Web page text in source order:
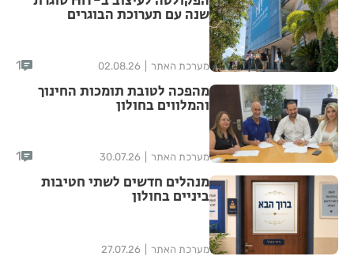
שנה עם תערוכת הבוגרים
מערכת האתר 02.08.26
1
מהפכה לטובת תומכות החינוך
והמלווים בחולון
מערכת האתר 30.07.26
1
מנהלים חדשים לשתי חטיבות
ביניים בחולון
מערכת האתר 27.07.26